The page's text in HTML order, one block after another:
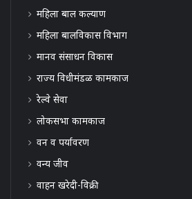
महिला बाल कल्याण
महिला बालविकास विभाग
मानव संसाधन विकास
राज्य विधीमंडळ कामकाज
रेल्वे सेवा
लोकसभा कामकाज
वन व पर्यावरण
वन्य जीव
वाहन खरेदी-विक्री